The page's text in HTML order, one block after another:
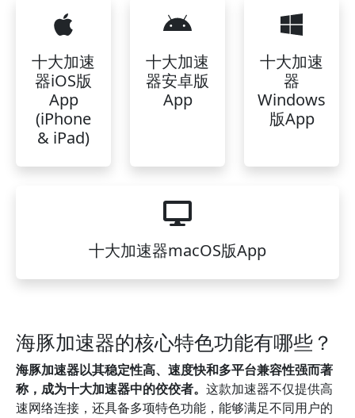
十大加速
器iOS版
App
(iPhone
& iPad)
十大加速
器安卓版
App
十大加速
器
Windows
版App
十大加速器macOS版App
海豚加速器的核心特色功能有哪些？
海豚加速器以其稳定性高、速度快和多平台兼容性强而著
称，成为十大加速器中的佼佼者。 这款加速器不仅提供高
速网络连接，还具备多项特色功能，能够满足不同用户的